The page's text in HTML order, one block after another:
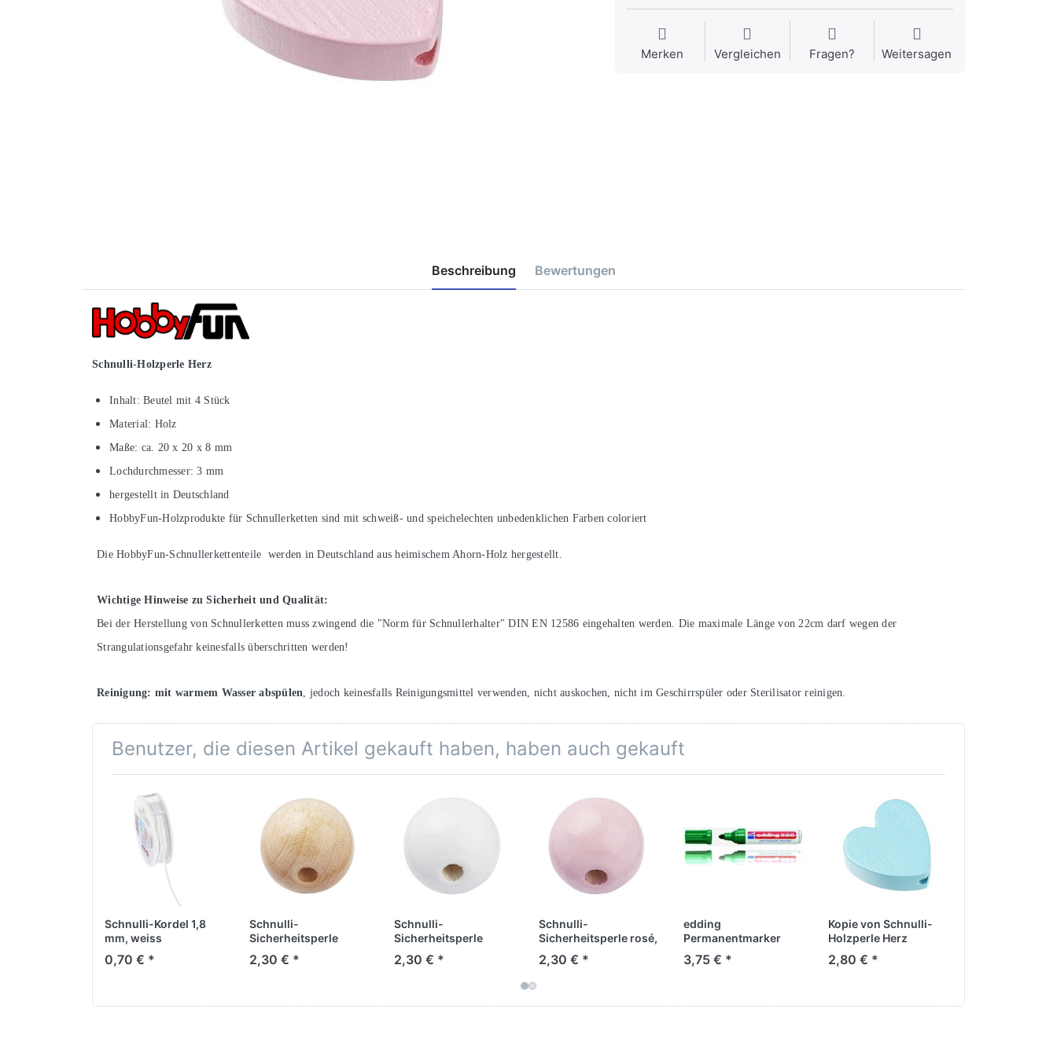
Merken Vergleichen Fragen? Weitersagen
Beschreibung Bewertungen
Schnulli-Holzperle Herz
Inhalt: Beutel mit 4 Stück
Material: Holz
Maße: ca. 20 x 20 x 8 mm
Lochdurchmesser: 3 mm
hergestellt in Deutschland
HobbyFun-Holzprodukte für Schnullerketten sind mit schweiß- und speichelechten unbedenklichen Farben coloriert
Die HobbyFun-Schnullerkettenteile werden in Deutschland aus heimischem Ahorn-Holz hergestellt.
Wichtige Hinweise zu Sicherheit und Qualität:
Bei der Herstellung von Schnullerketten muss zwingend die "Norm für Schnullerhalter" DIN EN 12586 eingehalten werden. Die maximale Länge von 22cm darf wegen der
Strangulationsgefahr keinesfalls überschritten werden!
Reinigung: mit warmem Wasser abspülen , jedoch keinesfalls Reinigungsmittel verwenden, nicht auskochen, nicht im Geschirrspüler oder Sterilisator reinigen.
Benutzer, die diesen Artikel gekauft haben, haben auch gekauft
Schnulli-Kordel 1,8
mm, weiss
0,70 € *
Schnulli-
Sicherheitsperle
natur-hell, 12 mm
2,30 € *
Schnulli-
Sicherheitsperle
weiss, 12 mm
2,30 € *
Schnulli-
Sicherheitsperle rosé,
12 mm
2,30 € *
edding
Permanentmarker
550
3,75 € *
Kopie von Schnulli-
Holzperle Herz
hellblau
2,80 € *